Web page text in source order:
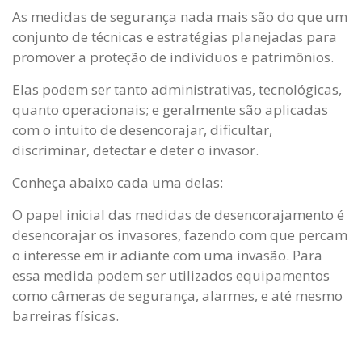
As medidas de segurança nada mais são do que um
conjunto de técnicas e estratégias planejadas para
promover a proteção de indivíduos e patrimônios.
Elas podem ser tanto administrativas, tecnológicas,
quanto operacionais; e geralmente são aplicadas
com o intuito de desencorajar, dificultar,
discriminar, detectar e deter o invasor.
Conheça abaixo cada uma delas:
O papel inicial das medidas de desencorajamento é
desencorajar os invasores, fazendo com que percam
o interesse em ir adiante com uma invasão. Para
essa medida podem ser utilizados equipamentos
como câmeras de segurança, alarmes, e até mesmo
barreiras físicas.